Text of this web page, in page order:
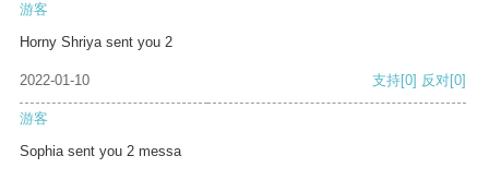
游客
Horny Shriya sent you 2
2022-01-10 支持[0] 反对[0]
游客
Sophia sent you 2 messa